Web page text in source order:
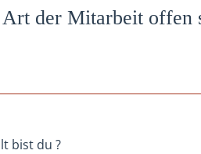
der Mitarbeit offen
bist du ?